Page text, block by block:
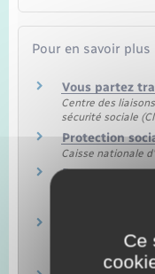
Pour en savoir plus
Vous partez
Centre des
sécurité sociale
Protection
Caisse nationale
Pays sous
Centre des
sécurité sociale
Prise en
Caisse nationale
Ce